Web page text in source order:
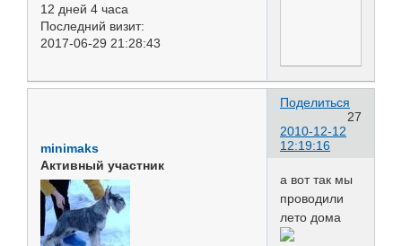
12 дней 4 часа
Последний визит:
2017-06-29 21:28:43
Поделиться
27
2010-12-12
12:19:16
minimaks
Активный участник
а вот так мы
проводили
лето дома